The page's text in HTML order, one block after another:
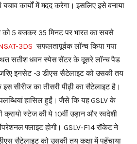
कार्यों में मदद करेगा। इसलिए इसे बनाया
को 5 बजकर 35 मिनट पर भारत का सबसे
3DS सफलतापूर्वक लॉन्च किया गया
सतीश धवन स्पेस सेंटर के दूसरे लॉन्च पैड
इनसेट -3 डीएस सैटेलाइट को उसकी तय
इस सीरीज का तीसरी पीढ़ी का सैटेलाइट है।
हासिल हुईं। जैसे कि यह GSLV के
क्रायो स्टेज की ये 10वीं उड़ान और स्वदेशी
फ्लाइट होगी। GSLV-F14 रॉकेट ने
सैटेलाइट को उसकी तय कक्षा में पहुँचाया